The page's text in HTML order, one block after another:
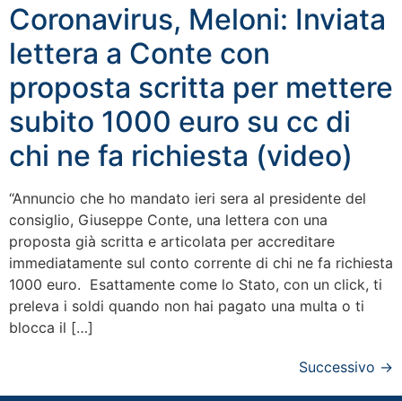
Coronavirus, Meloni: Inviata
lettera a Conte con
proposta scritta per mettere
subito 1000 euro su cc di
chi ne fa richiesta (video)
“Annuncio che ho mandato ieri sera al presidente del
consiglio, Giuseppe Conte, una lettera con una
proposta già scritta e articolata per accreditare
immediatamente sul conto corrente di chi ne fa richiesta
1000 euro. Esattamente come lo Stato, con un click, ti
preleva i soldi quando non hai pagato una multa o ti
blocca il […]
Successivo →